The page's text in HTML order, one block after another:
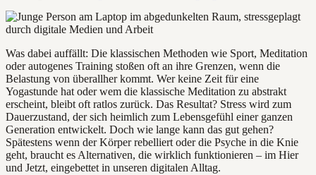
Was dabei auffällt: Die klassischen Methoden wie Sport, Meditation
oder autogenes Training stoßen oft an ihre Grenzen, wenn die
Belastung von überallher kommt. Wer keine Zeit für eine
Yogastunde hat oder wem die klassische Meditation zu abstrakt
erscheint, bleibt oft ratlos zurück. Das Resultat? Stress wird zum
Dauerzustand, der sich heimlich zum Lebensgefühl einer ganzen
Generation entwickelt. Doch wie lange kann das gut gehen?
Spätestens wenn der Körper rebelliert oder die Psyche in die Knie
geht, braucht es Alternativen, die wirklich funktionieren – im Hier
und Jetzt, eingebettet in unseren digitalen Alltag.